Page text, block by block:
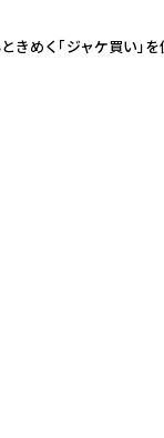
きめく「ジャケ買い」